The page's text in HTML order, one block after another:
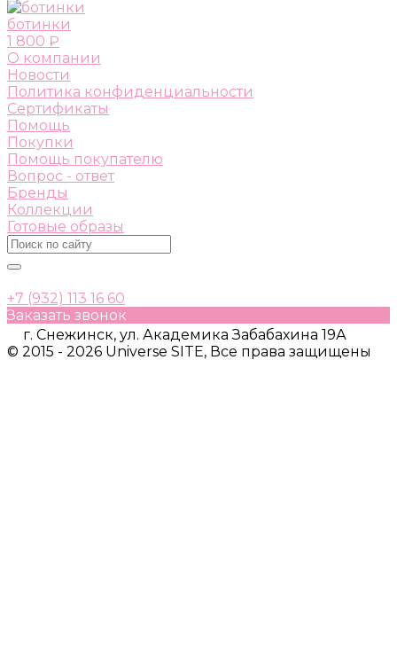
ботинки
1 800 ₽
О компании
Новости
Политика конфиденциальности
Сертификаты
Помощь
Покупки
Помощь покупателю
Вопрос - ответ
Бренды
Коллекции
Готовые образы
+7 (932) 113 16 60
Заказать звонок
г. Снежинск, ул. Академика Забабахина 19А
© 2015 - 2026 Universe SITE, Все права защищены